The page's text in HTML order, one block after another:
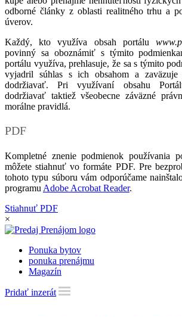
odborné články z oblasti realitného trhu a
úverov.
Každý, kto využíva obsah portálu
povinný sa oboznámiť s týmito
portálu využíva, prehlasuje, že sa s týmito
vyjadril súhlas s ich obsahom a zaväzuje
dodržiavať. Pri využívaní obsahu
dodržiavať taktiež všeobecne záväzné
morálne pravidlá.
PDF
Kompletné znenie podmienok používania
môžete stiahnuť vo formáte PDF. Pre
tohoto typu súboru vám odporúčame
programu Adobe Acrobat Reader.
Stiahnuť PDF
×
Ponuka bytov
ponuka prenájmu
Magazín
Pridať inzerát